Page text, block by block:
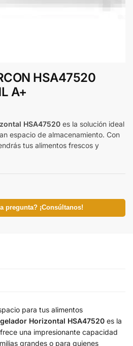
HSA47520
A+
HSA47520 es la solución ideal
espacio de almacenamiento. Con
tus alimentos frescos y
pregunta? ¡Consúltanos!
para tus alimentos
Horizontal HSA47520 es la
una impresionante capacidad
grandes o para quienes